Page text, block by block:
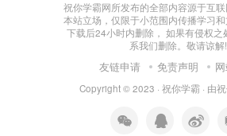
祝你学霸网所发布的全部内容源于互
本站立场，仅限于小范围内传播学习
下载后24小时内删除， 如果有侵权之
系我们删除。敬请谅解!
友链申请 免责声明
Copyright © 2023 · 祝你学霸 · 由